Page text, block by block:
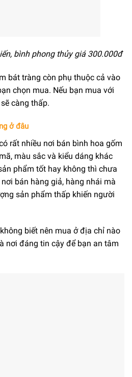
bình phong thủy giá 300.000đ
bát tràng còn phụ thuộc cả vào
chọn mua. Nếu bạn mua với
càng thấp.
ở đâu
rất nhiều nơi bán bình hoa gốm
màu sắc và kiểu dáng khác
phẩm tốt hay không thì chưa
bán hàng giả, hàng nhái mà
sản phẩm thấp khiến người
biết nên mua ở địa chỉ nào
nơi đáng tin cậy để bạn an tâm